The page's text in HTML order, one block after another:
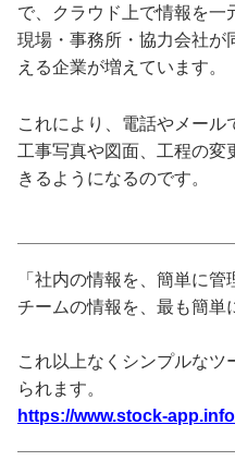
で、クラウド上で情報を一
現場・事務所・協力会社が
える企業が増えています。
これにより、電話やメール
工事写真や図面、工程の変
きるようになるのです。
「社内の情報を、簡単に管
チームの情報を、最も簡単
これ以上なくシンプルなツ
られます。
https://www.stock-